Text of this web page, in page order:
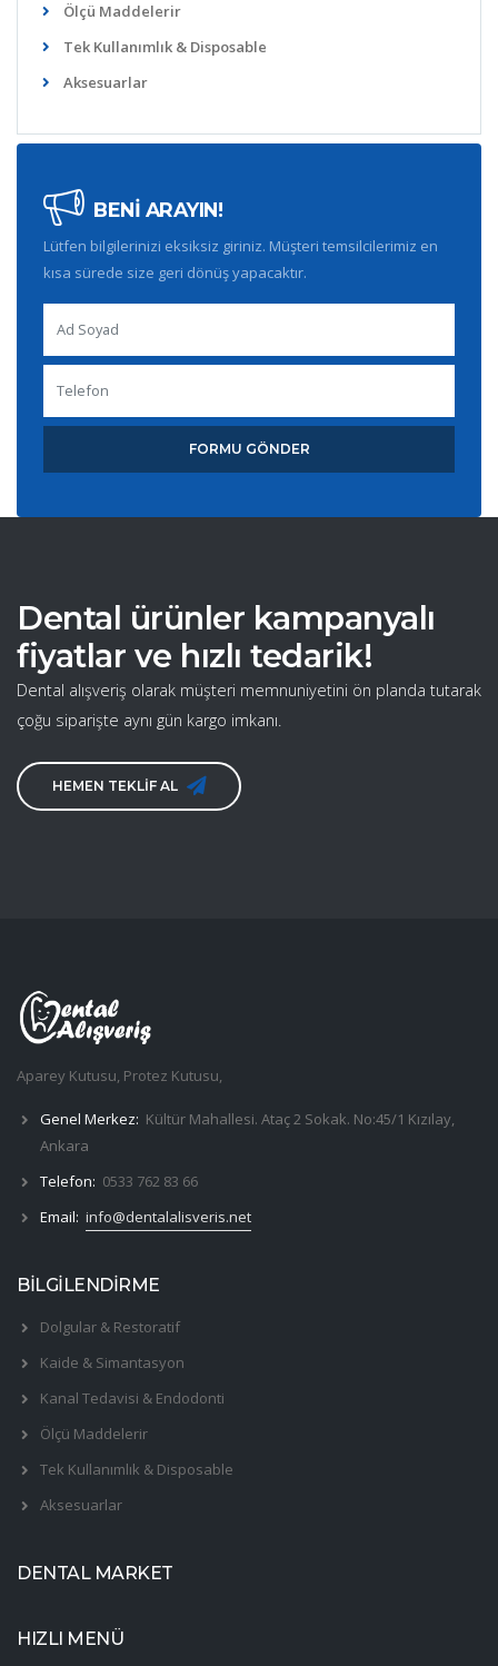
Ölçü Maddelerir
Tek Kullanımlık & Disposable
Aksesuarlar
BENİ ARAYIN!
Lütfen bilgilerinizi eksiksiz giriniz. Müşteri temsilcilerimiz en
kısa sürede size geri dönüş yapacaktır.
FORMU GÖNDER
Dental ürünler kampanyalı
fiyatlar ve hızlı tedarik!
Dental alışveriş olarak müşteri memnuniyetini ön planda tutarak
çoğu siparişte aynı gün kargo imkanı.
HEMEN TEKLİF AL
Aparey Kutusu, Protez Kutusu,
Genel Merkez: Kültür Mahallesi. Ataç 2 Sokak. No:45/1 Kızılay,
Ankara
Telefon: 0533 762 83 66
Email: info@dentalalisveris.net
BİLGİLENDİRME
Dolgular & Restoratif
Kaide & Simantasyon
Kanal Tedavisi & Endodonti
Ölçü Maddelerir
Tek Kullanımlık & Disposable
Aksesuarlar
DENTAL MARKET
HIZLI MENÜ